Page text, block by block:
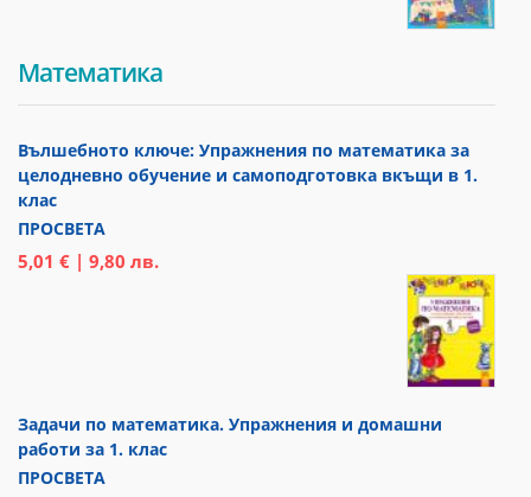
Математика
Вълшебното ключе: Упражнения по математика за
целодневно обучение и самоподготовка вкъщи в 1.
клас
ПРОСВЕТА
5,01 € | 9,80 лв.
Задачи по математика. Упражнения и домашни
работи за 1. клас
ПРОСВЕТА